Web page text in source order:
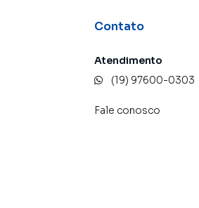
Contato
Atendimento
(19) 97600-0303
Fale conosco